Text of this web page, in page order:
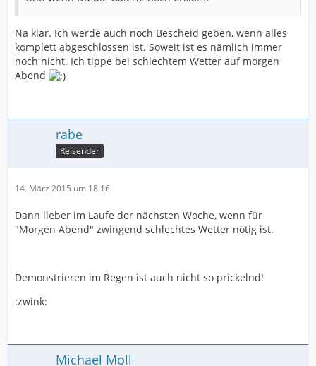
Na klar. Ich werde auch noch Bescheid geben, wenn alles
komplett abgeschlossen ist. Soweit ist es nämlich immer
noch nicht. Ich tippe bei schlechtem Wetter auf morgen
Abend
rabe
Reisender
14. März 2015 um 18:16
Dann lieber im Laufe der nächsten Woche, wenn für
"Morgen Abend" zwingend schlechtes Wetter nötig ist.
Demonstrieren im Regen ist auch nicht so prickelnd!
:zwink:
Michael Moll